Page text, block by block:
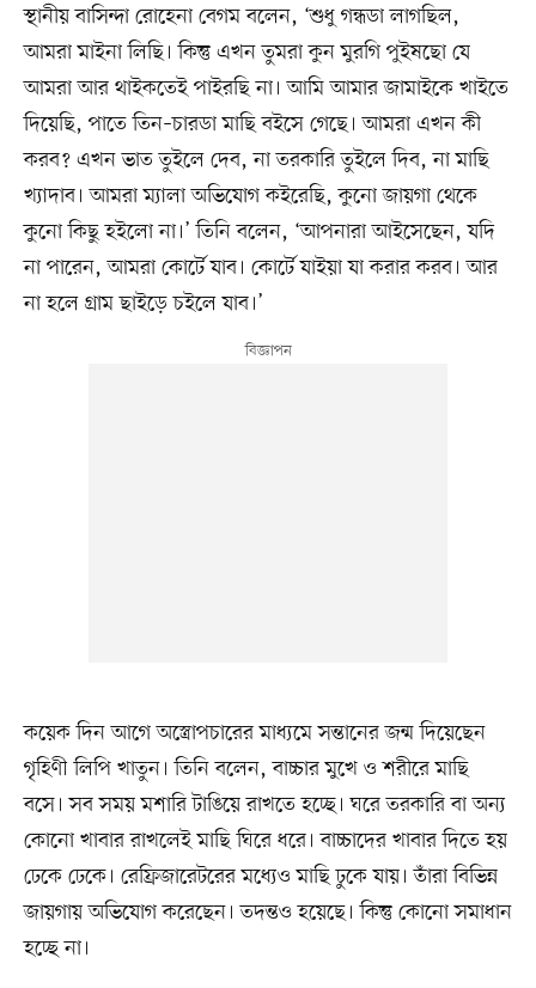
স্থানীয় বাসিন্দা রোহেনা বেগম বলেন, ‘শুধু গন্ধডা লাগছিল,
আমরা মাইনা লিছি। কিন্তু এখন তুমরা কুন মুরগি পুইষছো যে
আমরা আর থাইকতেই পাইরছি না। আমি আমার জামাইকে খাইতে
দিয়েছি, পাতে তিন–চারডা মাছি বইসে গেছে। আমরা এখন কী
করব? এখন ভাত তুইলে দেব, না তরকারি তুইলে দিব, না মাছি
খ্যাদাব। আমরা ম্যালা অভিযোগ কইরেছি, কুনো জায়গা থেকে
কুনো কিছু হইলো না।’ তিনি বলেন, ‘আপনারা আইসেছেন, যদি
না পারেন, আমরা কোর্টে যাব। কোর্টে যাইয়া যা করার করব। আর
না হলে গ্রাম ছাইড়ে চইলে যাব।’
কয়েক দিন আগে অস্ত্রোপচারের মাধ্যমে সন্তানের জন্ম দিয়েছেন
গৃহিণী লিপি খাতুন। তিনি বলেন, বাচ্চার মুখে ও শরীরে মাছি
বসে। সব সময় মশারি টাঙিয়ে রাখতে হচ্ছে। ঘরে তরকারি বা অন্য
কোনো খাবার রাখলেই মাছি ঘিরে ধরে। বাচ্চাদের খাবার দিতে হয়
ঢেকে ঢেকে। রেফ্রিজারেটরের মধ্যেও মাছি ঢুকে যায়। তাঁরা বিভিন্ন
জায়গায় অভিযোগ করেছেন। তদন্তও হয়েছে। কিন্তু কোনো সমাধান
হচ্ছে না।